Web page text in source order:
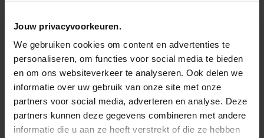
Jouw privacyvoorkeuren.
We gebruiken cookies om content en advertenties te
personaliseren, om functies voor social media te bieden
en om ons websiteverkeer te analyseren. Ook delen we
informatie over uw gebruik van onze site met onze
partners voor social media, adverteren en analyse. Deze
partners kunnen deze gegevens combineren met andere
informatie die u aan ze heeft verstrekt of die ze hebben